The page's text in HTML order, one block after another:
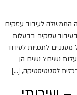
הממשלה לעידוד עסקים
עסקים בבעלות
לתכניות לעידוד
נשים? נשים הן
לסטטיסטיקה, […]